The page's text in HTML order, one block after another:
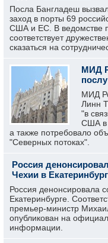
Посла Бангладеш
заход в порты 69
США и ЕС. В ведомстве
соответствует
сказаться на
МИД
МИД
Линн
"в
США в
а также потребовало
"Северных потоках".
Россия
Чехии в
Россия денонсировала
Екатеринбурге.
премьер-министр
опубликован на
информации.